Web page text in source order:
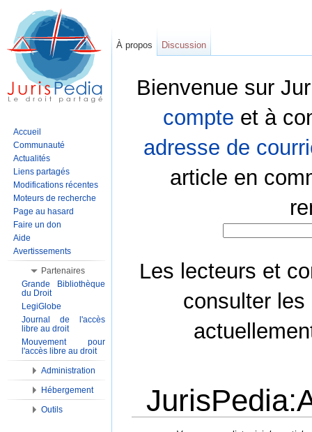
Bienvenue sur
compte et à
adresse de
article en
Les lecteurs et
consulter les
À propos Discussion
Accueil
Communauté
Actualités
Liens partagés
Modifications récentes
Moteurs de recherche
Page au hasard
Faire un don
Aide
Avertissements
Partenaires
Grande Bibliothèque
du Droit
LegiGlobe
Journal de l'accès
libre au droit
Mouvement pour
l'accès libre au droit
Administration
Hébergement
Outils